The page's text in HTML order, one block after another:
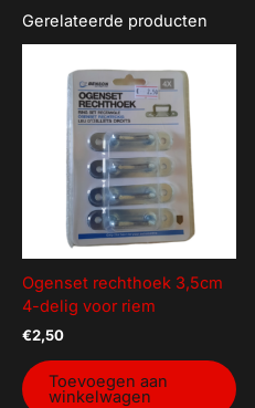
Gerelateerde producten
Ogenset rechthoek 3,5cm
4-delig voor riem
€2,50
Toevoegen aan
winkelwagen